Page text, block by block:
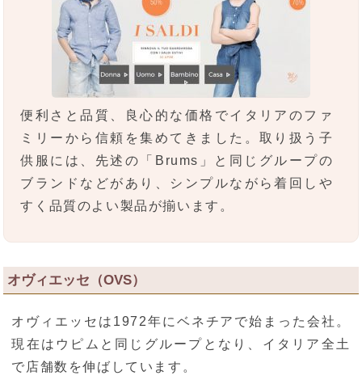
便利さと品質、良心的な価格でイタリアのファ
ミリーから信頼を集めてきました。取り扱う子
供服には、先述の「Brums」と同じグループの
ブランドなどがあり、シンプルながら着回しや
すく品質のよい製品が揃います。
オヴィエッセ（OVS）
オヴィエッセは1972年にベネチアで始まった会社。
現在はウピムと同じグループとなり、イタリア全土
で店舗数を伸ばしています。